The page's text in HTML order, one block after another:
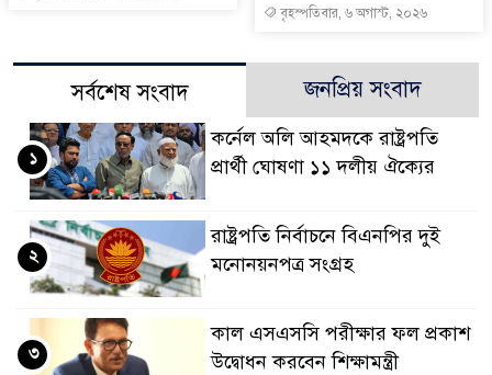
বৃহস্পতিবার, ৬ অগাস্ট, ২০২৬
সর্বশেষ সংবাদ জনপ্রিয় সংবাদ
কর্নেল অলি আহমদকে রাষ্ট্রপতি
প্রার্থী ঘোষণা ১১ দলীয় ঐক্যের
১
রাষ্ট্রপতি নির্বাচনে বিএনপির দুই
মনোনয়নপত্র সংগ্রহ
২
কাল এসএসসি পরীক্ষার ফল প্রকাশ
উদ্বোধন করবেন শিক্ষামন্ত্রী
৩